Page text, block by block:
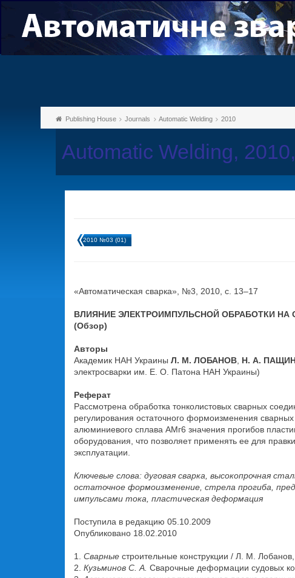
Publishing House Journals Automatic Welding 2010
Automatic Welding,
2010 №03 (01)
«Автоматическая сварка», №3, 2010, с. 13–17
ВЛИЯНИЕ ЭЛЕКТРОИМПУЛЬСНОЙ ОБРАБОТКИ
(Обзор)
Авторы
Академик НАН Украины Л. М. ЛОБАНОВ Н. А.
электросварки им. Е. О. Патона НАН Украины)
Реферат
Рассмотрена обработка тонколистовых сварных
регулирования остаточного формоизменения
алюминиевого сплава АМг6 значения прогибов
оборудования, что позволяет применять ее для
эксплуатации.
Ключевые слова: дуговая сварка, высокопрочная
остаточное формоизменение, стрела прогиба,
импульсами тока, пластическая деформация
Поступила в редакцию 05.10.2009
Опубликовано 18.02.2010
1. Сварные строительные конструкции / Л. М.
2. Кузьминов С. А. Сварочные деформации судовых